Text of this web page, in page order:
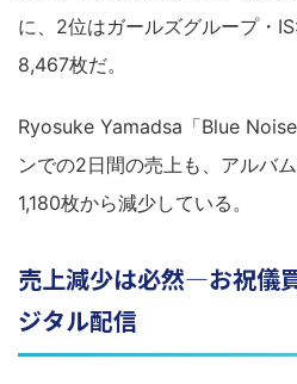
に、2位はガールズグループ・
8,467枚だ。
Ryosuke Yamadsa「Blue
ンでの2日間の売上も、アルバ
1,180枚から減少している。
売上減少は必然―お祝儀
ジタル配信